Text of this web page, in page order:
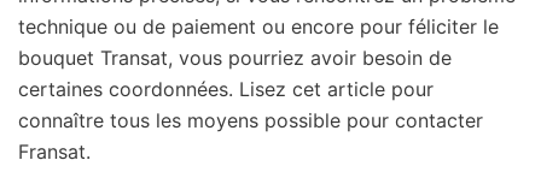
technique ou de paiement ou encore pour féliciter le
bouquet Transat, vous pourriez avoir besoin de
certaines coordonnées. Lisez cet article pour
connaître tous les moyens possible pour contacter
Fransat.